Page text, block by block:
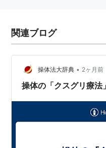
関連ブログ
操体法大辞典 • 2ヶ月前
操体の「クスグリ療法